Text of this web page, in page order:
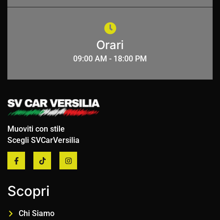
Orari
09:00 AM - 18:00 PM
Muoviti con stile
Scegli SVCarVersilia
Scopri
Chi Siamo